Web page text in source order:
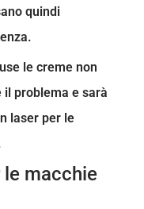
quindi
le creme non
il problema e sarà
laser per le
le macchie